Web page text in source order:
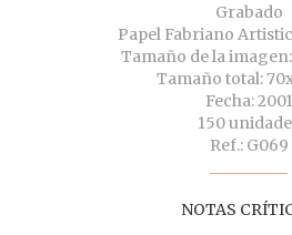
Grabado
Papel Fabriano
Tamaño de la imagen:
Tamaño total:
Fecha: 2001
150
Ref.: G069
NOTAS